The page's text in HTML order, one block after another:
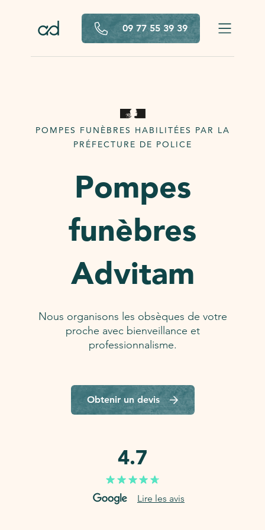
09 77 55 39 39
POMPES FUNÈBRES HABILITÉES PAR LA
PRÉFECTURE DE POLICE
Pompes
funèbres
Advitam
Nous organisons les obsèques de votre
proche avec bienveillance et
professionnalisme.
Obtenir un devis
4.7
Lire les avis